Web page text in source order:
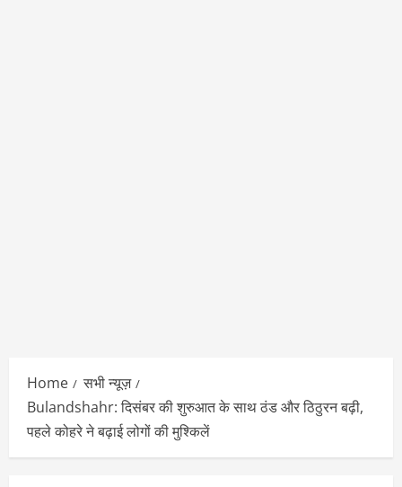
Home
सभी न्यूज़
Bulandshahr: दिसंबर की शुरुआत के साथ ठंड और ठिठुरन बढ़ी,
पहले कोहरे ने बढ़ाई लोगों की मुश्किलें